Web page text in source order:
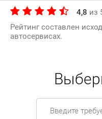
4,8 из
Рейтинг составлен
автосервисах.